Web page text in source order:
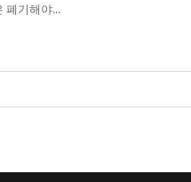
폐기해야...